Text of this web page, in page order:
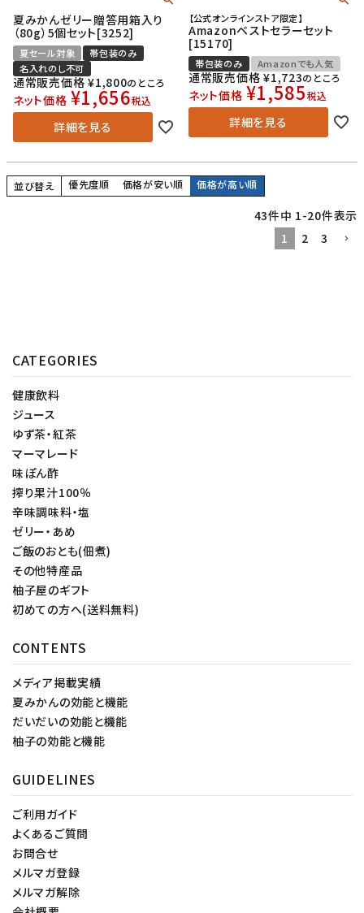
夏みかんゼリー贈答用箱入り
（80g）5個セット[3252]
夏セール対象
帯包装のみ
名入れのし不可
通常販売価格 ¥1,800のところ
ネット価格 ¥1,656税込
詳細を見る
【公式オンラインストア限定】
Amazonベストセラーセット
[15170]
帯包装のみ Amazonでも人気
通常販売価格 ¥1,723のところ
ネット価格 ¥1,585税込
詳細を見る
並び替え 優先度順 価格が安い順 価格が高い順
43件中 1-20件表示
1
2 3
CATEGORIES
健康飲料
ジュース
ゆず茶・紅茶
マーマレード
味ぽん酢
搾り果汁100％
辛味調味料・塩
ゼリー・あめ
ご飯のおとも(佃煮)
その他特産品
柚子屋のギフト
初めての方へ(送料無料)
CONTENTS
メディア掲載実績
夏みかんの効能と機能
だいだいの効能と機能
柚子の効能と機能
GUIDELINES
ご利用ガイド
よくあるご質問
お問合せ
メルマガ登録
メルマガ解除